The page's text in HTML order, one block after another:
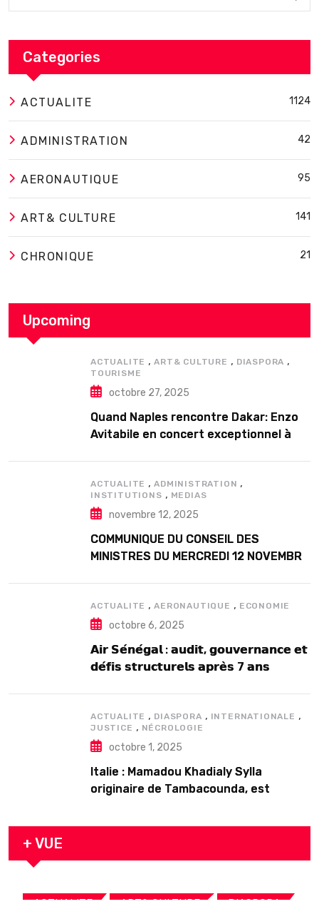
Categories
ACTUALITE 1124
ADMINISTRATION 42
AERONAUTIQUE 95
ART& CULTURE 141
CHRONIQUE 21
Upcoming
ACTUALITE ,ART& CULTURE , DIASPORA ,
TOURISME
octobre 27, 2025
Quand Naples rencontre Dakar: Enzo
Avitabile en concert exceptionnel à
ACTUALITE ,ADMINISTRATION ,
INSTITUTIONS , MEDIAS
novembre 12, 2025
COMMUNIQUE DU CONSEIL DES
MINISTRES DU MERCREDI 12 NOVEMBRE
ACTUALITE ,AERONAUTIQUE , ECONOMIE
octobre 6, 2025
𝗔𝗶𝗿 𝗦𝗲́𝗻𝗲́𝗴𝗮𝗹 : 𝗮𝘂𝗱𝗶𝘁, 𝗴𝗼𝘂𝘃𝗲𝗿𝗻𝗮𝗻𝗰𝗲 𝗲𝘁
𝗱𝗲́𝗳𝗶𝘀 𝘀𝘁𝗿𝘂𝗰𝘁𝘂𝗿𝗲𝗹𝘀 𝗮𝗽𝗿𝗲̀𝘀 7 𝗮𝗻𝘀
ACTUALITE , DIASPORA , INTERNATIONALE ,
JUSTICE , NÉCROLOGIE
octobre 1, 2025
Italie : Mamadou Khadialy Sylla
originaire de Tambacounda, est
arrestation
+ VUE
ACTUALITE ART& CULTURE DIASPORA